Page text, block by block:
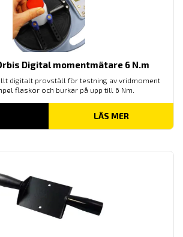
Digital momentmätare 6 N.m
digitalt provställ för testning av vridmoment
flaskor och burkar på upp till 6 Nm.
LÄS MER